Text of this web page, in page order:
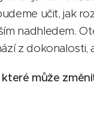
učit, jak
nadhledem.
z dokonalosti,
může